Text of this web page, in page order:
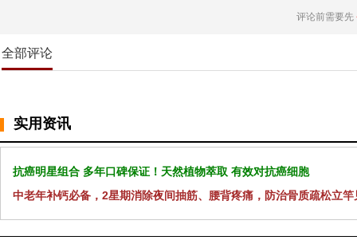
评论前需要先
全部评论
实用资讯
抗癌明星组合 多年口碑保证！天然植物萃取 有效对抗癌细胞
中老年补钙必备，2星期消除夜间抽筋、腰背疼痛，防治骨质疏松立竿